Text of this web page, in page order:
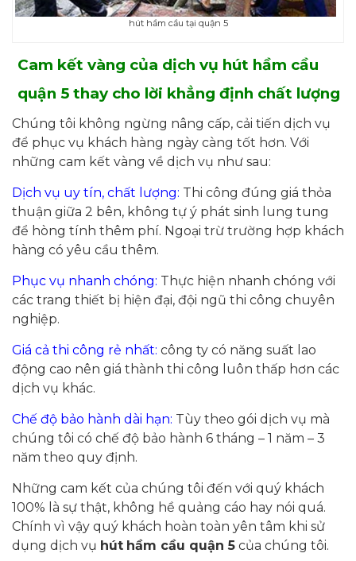
hút hầm cầu tại quận 5
Cam kết vàng của dịch vụ hút hầm cầu
quận 5 thay cho lời khẳng định chất lượng
Chúng tôi không ngừng nâng cấp, cải tiến dịch vụ
để phục vụ khách hàng ngày càng tốt hơn. Với
những cam kết vàng về dịch vụ như sau:
Dịch vụ uy tín, chất lượng: Thi công đúng giá thỏa
thuận giữa 2 bên, không tự ý phát sinh lung tung
để hòng tính thêm phí. Ngoại trừ trường hợp khách
hàng có yêu cầu thêm.
Phục vụ nhanh chóng: Thực hiện nhanh chóng với
các trang thiết bị hiện đại, đội ngũ thi công chuyên
nghiệp.
Giá cả thi công rẻ nhất: công ty có năng suất lao
động cao nên giá thành thi công luôn thấp hơn các
dịch vụ khác.
Chế độ bảo hành dài hạn: Tùy theo gói dịch vụ mà
chúng tôi có chế độ bảo hành 6 tháng – 1 năm – 3
năm theo quy định.
Những cam kết của chúng tôi đến với quý khách
100% là sự thật, không hề quảng cáo hay nói quá.
Chính vì vậy quý khách hoàn toàn yên tâm khi sử
dụng dịch vụ hút hầm cầu quận 5 của chúng tôi.